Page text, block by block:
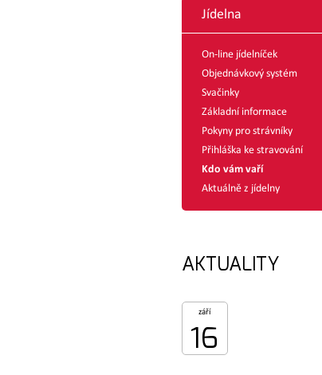
Jídelna
On-line jídelníček
Objednávkový systém
Svačinky
Základní informace
Pokyny pro strávníky
Přihláška ke stravování
Kdo vám vaří
Aktuálně z jídelny
AKTUALITY
září
16